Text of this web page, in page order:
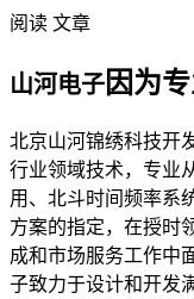
阅读 文章
山河电子因为
北京山河锦绣科技开
行业领域技术，专业
用、北斗时间频率系
方案的指定，在授时
成和市场服务工作中
子致力于设计和开发